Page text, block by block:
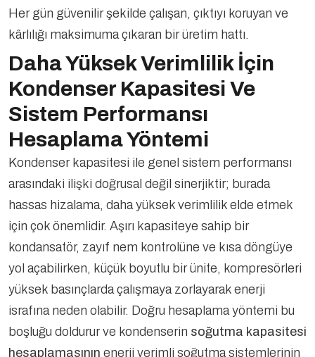
Her gün güvenilir şekilde çalışan, çıktıyı koruyan ve
kârlılığı maksimuma çıkaran bir üretim hattı.
Daha Yüksek Verimlilik İçin
Kondenser Kapasitesi Ve
Sistem Performansı
Hesaplama Yöntemi
Kondenser kapasitesi ile genel sistem performansı
arasındaki ilişki doğrusal değil sinerjiktir; burada
hassas hizalama, daha yüksek verimlilik elde etmek
için çok önemlidir. Aşırı kapasiteye sahip bir
kondansatör, zayıf nem kontrolüne ve kısa döngüye
yol açabilirken, küçük boyutlu bir ünite, kompresörleri
yüksek basınçlarda çalışmaya zorlayarak enerji
israfına neden olabilir. Doğru hesaplama yöntemi bu
boşluğu doldurur ve kondenserin soğutma kapasitesi
hesaplamasının enerji verimli soğutma sistemlerinin